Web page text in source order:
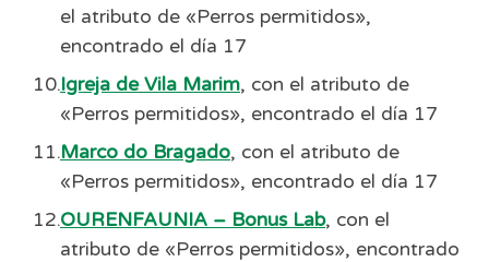
el atributo de «Perros permitidos»,
encontrado el día 17
Igreja de Vila Marim, con el atributo de
«Perros permitidos», encontrado el día 17
Marco do Bragado, con el atributo de
«Perros permitidos», encontrado el día 17
OURENFAUNIA – Bonus Lab, con el
atributo de «Perros permitidos», encontrado